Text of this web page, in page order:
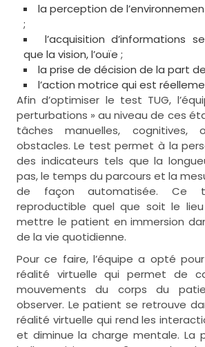
la perception de
;
l’acquisition d’informations
que la vision, l’ouïe ;
la prise de décision de la part
l’action motrice qui est
Afin d’optimiser le test TUG,
perturbations » au niveau de ces
tâches manuelles, cognitives,
obstacles. Le test permet à la
des indicateurs tels que la
pas, le temps du parcours et la
de façon automatisée. Ce
reproductible quel que soit le
mettre le patient en immersion
de la vie quotidienne.
Pour ce faire, l’équipe a opté
réalité virtuelle qui permet de
mouvements du corps du
observer. Le patient se retrouve
réalité virtuelle qui rend les
et diminue la charge mentale. La